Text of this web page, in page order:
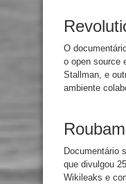
O
o open source
Stallman, e
ambiente
Documentário
que divulgou
Wikileaks e